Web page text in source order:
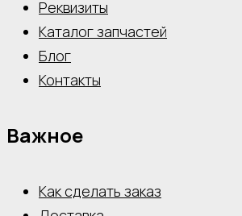
Реквизиты
Каталог запчастей
Блог
Контакты
Важное
Как сделать заказ